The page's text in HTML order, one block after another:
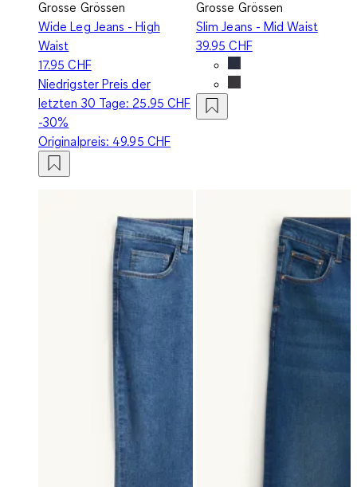
Grosse Grössen
Wide Leg Jeans - High
Waist
17.95 CHF
Niedrigster Preis der
letzten 30 Tage: 25.95 CHF
-30%
Originalpreis: 49.95 CHF
Grosse Grössen
Slim Jeans - Mid Waist
39.95 CHF